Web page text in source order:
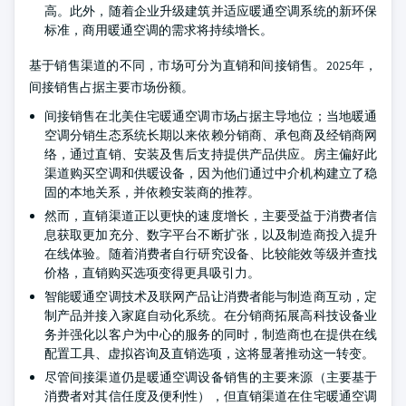
高。此外，随着企业升级建筑并适应暖通空调系统的新环保
标准，商用暖通空调的需求将持续增长。
基于销售渠道的不同，市场可分为直销和间接销售。2025年，
间接销售占据主要市场份额。
间接销售在北美住宅暖通空调市场占据主导地位；当地暖通
空调分销生态系统长期以来依赖分销商、承包商及经销商网
络，通过直销、安装及售后支持提供产品供应。房主偏好此
渠道购买空调和供暖设备，因为他们通过中介机构建立了稳
固的本地关系，并依赖安装商的推荐。
然而，直销渠道正以更快的速度增长，主要受益于消费者信
息获取更加充分、数字平台不断扩张，以及制造商投入提升
在线体验。随着消费者自行研究设备、比较能效等级并查找
价格，直销购买选项变得更具吸引力。
智能暖通空调技术及联网产品让消费者能与制造商互动，定
制产品并接入家庭自动化系统。在分销商拓展高科技设备业
务并强化以客户为中心的服务的同时，制造商也在提供在线
配置工具、虚拟咨询及直销选项，这将显著推动这一转变。
尽管间接渠道仍是暖通空调设备销售的主要来源（主要基于
消费者对其信任度及便利性），但直销渠道在住宅暖通空调